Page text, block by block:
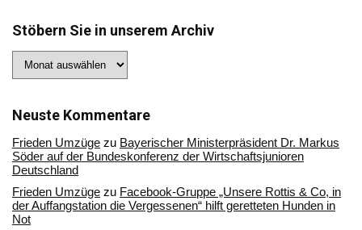
Stöbern Sie in unserem Archiv
Sie
Archiv
Neuste Kommentare
Frieden Umzüge zu Bayerischer Ministerpräsident Dr. Markus
Söder auf der Bundeskonferenz der Wirtschaftsjunioren
Deutschland
Frieden Umzüge zu Facebook-Gruppe „Unsere Rottis & Co, in
der Auffangstation die Vergessenen“ hilft geretteten Hunden in
Not